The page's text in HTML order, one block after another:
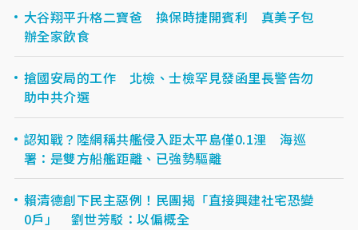
大谷翔平升格二寶爸 換保時捷開賓利 真美子包
辦全家飲食
搶國安局的工作 北檢、士檢罕見發函里長警告勿
助中共介選
認知戰？陸網稱共艦侵入距太平島僅0.1浬 海巡
署：是雙方船艦距離、已強勢驅離
賴清德創下民主惡例！民團揭「直接興建社宅恐變
0戶」 劉世芳駁：以偏概全